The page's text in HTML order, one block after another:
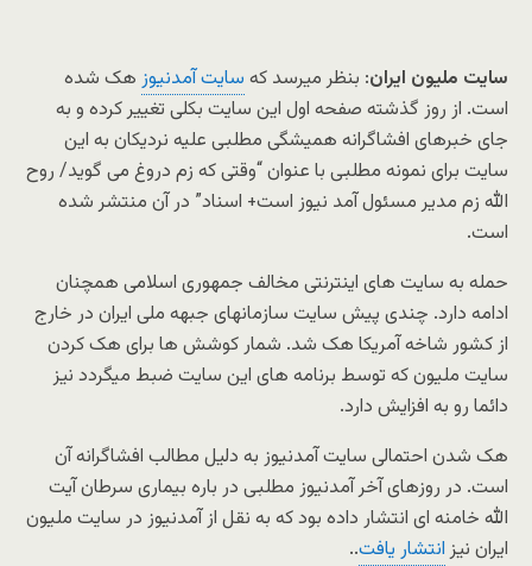
سایت ملیون ایران: بنظر میرسد که سایت آمدنیوز هک شده
است. از روز گذشته صفحه اول این سایت بکلی تغییر کرده و به
جای خبرهای افشاگرانه همیشگی مطلبی علیه نردیکان به این
سایت برای نمونه مطلبی با عنوان “وقتی که زم دروغ می گوید/ روح
الله زم مدیر مسئول آمد نیوز است+ اسناد” در آن منتشر شده
است.
حمله به سایت های اینترنتی مخالف جمهوری اسلامی همچنان
ادامه دارد. چندی پیش سایت سازمانهای جبهه ملی ایران در خارج
از کشور شاخه آمریکا هک شد. شمار کوشش ها برای هک کردن
سایت ملیون که توسط برنامه های این سایت ضبط میگردد نیز
دائما رو به افزایش دارد.
هک شدن احتمالی سایت آمدنیوز به دلیل مطالب افشاگرانه آن
است. در روزهای آخر آمدنیوز مطلبی در باره بیماری سرطان آیت
الله خامنه ای انتشار داده بود که به نقل از آمدنیوز در سایت ملیون
ایران نیزانتشار یافت..